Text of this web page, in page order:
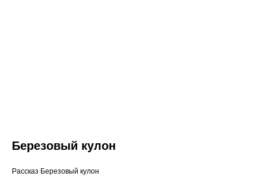
Березовый кулон
Рассказ Березовый кулон